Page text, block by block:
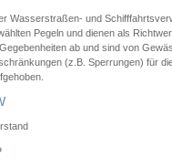
Wasserstraßen- und
Pegeln und dienen als
ab und sind von
(z.B. Sperrungen) für